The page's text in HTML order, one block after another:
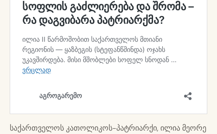
საქართველოს კათოლიკოს-პატრიარქი, ილია მეორე